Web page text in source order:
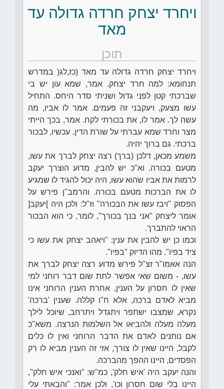
ויחרד יצחק חרדה גדולה עד
מאד
תוכן
ויחרד יצחק חרדה גדולה עד מאד (כז,לג( במדרש
תנחומא: למה חרד יצחק. אמר, שמא עון יש בי
שברכתי קטן לפני גדול ושניתי סדר היחס. התחיל
עשו מצעק, ויעקבני זה פעמים. אמר לו אביו, מה
עשה לך. אמר לו, את בכורתי לקח. אמר, בכך הייתי
מצר וחרד שמא עברתי על שורת הדין. עכשיו, לבכור
ברכתי. גם ברוך יהיה.
משמע מכאן, דלכן (ברך) רצה יצחק לברך את עשו,
מטעם בכורה. וא"כ יש להבין, מדוע הוצרך יעקב
לרמות את אביו שהוא עשו, היה יכול להגיד לו שמגיע
לו את הברכות מטעם בכורה. והרמב"ן פירש על
הפסוק "ויבז עשו את הבכורה" וז"ל: ולכן היה ]יעקב[
אומר ליצחק "אני בנך בכורך", לומר, כי הוא הבכור
הראוי להתברך.
וכמו כן יש להבין את ענין: "ויאהב יצחק את עשו כי
ציד בפיו". מהו הדיוק "בפיו".
הנה אאמו"ר זצ"ל פירש מדוע רצה יצחק לברך את
עשו, - משום שאי אפשר לתת שום דבר רוחני למי
שאין לו חסרון על הענין, אחרת הענין הרוחני אינו
מביא לאדם ברכה, אלא ח"ו קללה. שענין 'ברכה'
נקרא, שמצבו ישתפר ויתגדל ויתרחב, שיוכל לילך
מעלה מעלה ולהביאו אל השלמות הנרצה. משא"כ
אם נותנים לאדם את הדבר הרוחני ואין לו כלים
לקבל, היינו שאין לו צורך, אזי זה הענין מביא לו רק
הפסדים, היינו ההפך מהברכה.
והנה יעקב היה 'איש חלק', כמ"ש: "ואנכי איש חלק",
היינו בלי שום חסרון וכו', ולכן אמר: "והבאתי עלי